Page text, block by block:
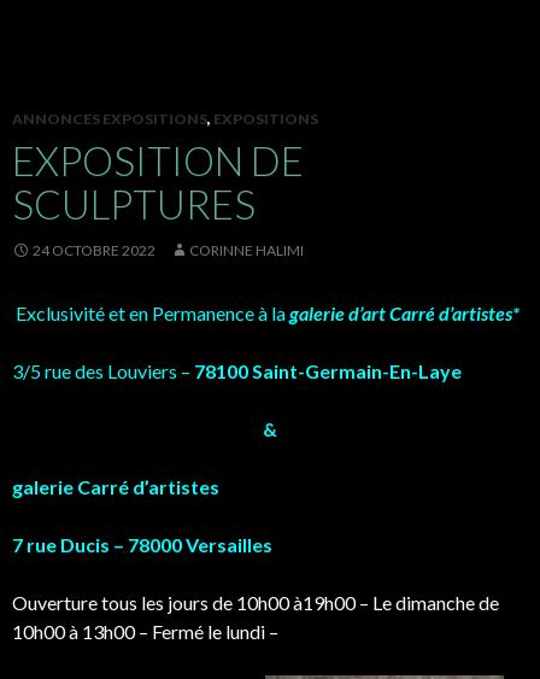
ANNONCES EXPOSITIONS, EXPOSITIONS
EXPOSITION DE
SCULPTURES
24 OCTOBRE 2022 CORINNE HALIMI
Exclusivité et en Permanence à lagalerie d’art Carré d’artistes*
3/5 rue des Louviers – 78100 Saint-Germain-En-Laye
&
galerie Carré d’artistes
7 rue Ducis – 78000 Versailles
Ouverture tous les jours de 10h00 à19h00 – Le dimanche de
10h00 à 13h00 – Fermé le lundi –